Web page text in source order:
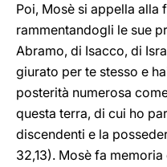
Poi, Mosè si appella alla
rammentandogli le sue
Abramo, di Isacco, di
giurato per te stesso e
posterità numerosa
questa terra, di cui ho
discendenti e la
32,13). Mosè fa